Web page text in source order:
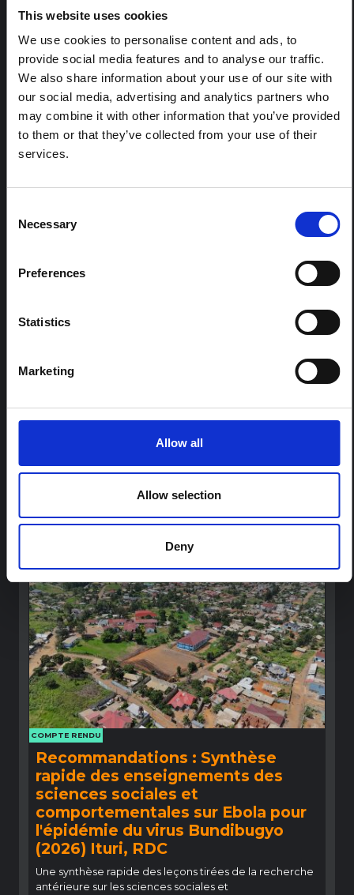
This website uses cookies
We use cookies to personalise content and ads, to
provide social media features and to analyse our traffic.
We also share information about your use of our site with
our social media, advertising and analytics partners who
may combine it with other information that you’ve provided
to them or that they’ve collected from your use of their
services.
Selection
Necessary
Preferences
Statistics
Marketing
Allow all
Allow selection
Deny
urbains informels contre la propagation et les impacts du
COVID-19.
SSHAP
2020
CONTENU ASSOCIÉ
Note contextuelle : Pratiques
funéraires en Ituri
Cette note est la deuxième produite par " le collectif
pour l'Ituri ", un réseau informel principalement animé
par des chercheurs en sciences sociales qui fournissent
l'épidémie d'Ebola à Bundibugyo dans l'Ituri, à l'est de
Note contextuelle sur l'épidémie
actuellement touchée par une épidémie d'Ebola
l'actualité et les derniers développements de la
réponse à Ebola, mais présente le contexte général
COMPTE RENDU
Recommandations : Synthèse
rapide des enseignements des
sciences sociales et
comportementales sur Ebola pour
l'épidémie du virus Bundibugyo
(2026) Ituri, RDC
Une synthèse rapide des leçons tirées de la recherche
antérieure sur les sciences sociales et